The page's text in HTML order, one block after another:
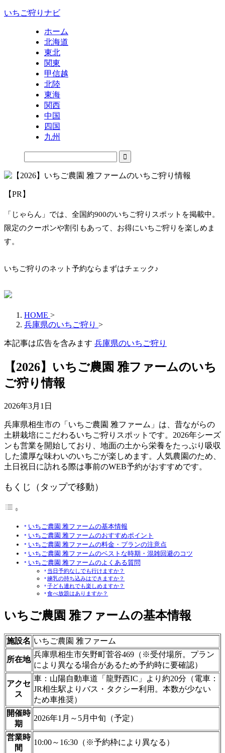
いちご狩りナビ
ホーム
北海道
東北
関東
甲信越
北陸
東海
関西
中国
四国
九州
【PR】
「じゃらん」では、全国約900のいちご狩りスポットを掲載中。
限定のクーポンや割引もあって、お得にいちご狩りを楽しめま
す。
いちご狩りのネット予約ならまずはチェック♪
HOME >
兵庫県のいちご狩り >
本記事は広告を含みます 兵庫県のいちご狩り
【2026】いちご農園 雅ファームのいち
ご狩り情報
2026年3月1日
兵庫県相生市の「いちご農園 雅ファーム」は、昔ながらの
土耕栽培にこだわるいちご狩りスポットです。2026年シーズ
ンも営業を開始しており、地面の土から栄養をたっぷり吸収
した濃厚な味わいのいちごが楽しめます。人気農園のため、
土日祝日に訪れる際は事前のWEB予約がおすすめです。
もくじ（タップで移動）
いちご農園 雅ファームの基本情報
いちご農園 雅ファームのおすすめポイント
いちご農園 雅ファームの料金・プランの注意点
いちご農園 雅ファームのベストな時期・混雑回避のコツ
いちご農園 雅ファームのよくある質問
当日予約なしでも行けますか？
練乳の持ち込みはできますか？
子ども連れでも楽しめますか？
食べ放題はありますか？
いちご農園 雅ファームの基本情報
施設名 いちご農園 雅ファーム
所在地
兵庫県相生市矢野町菅谷469（※受付場所。プラン
により異なる場合があるため予約時に要確認）
アクセ
ス
車：山陽自動車道「龍野西IC」より約20分（電車：
JR相生駅よりバス・タクシー利用。本数が少ない
ため車推奨）
開催時
期
2026年1月～5月中旬（予定）
営業時
間
10:00～16:30（※予約枠により異なる）